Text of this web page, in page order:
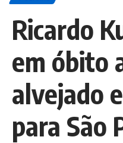
Ricardo
em óbito
alvejado
para São